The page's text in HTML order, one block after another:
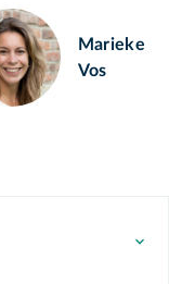
Marieke
Vos